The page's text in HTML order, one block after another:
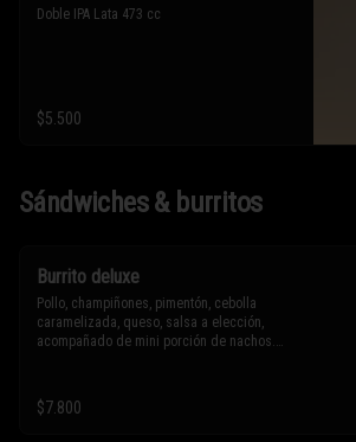
Doble IPA Lata 473 cc
$5.500
Sándwiches & burritos
Burrito deluxe
Pollo, champiñones, pimentón, cebolla
caramelizada, queso, salsa a elección,
acompañado de mini porción de nachos.
* Los ingredientes no son intercambiables.
Sólo puedes solicitar eliminar un
$7.800